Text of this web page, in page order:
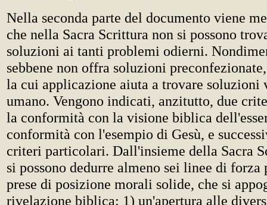
Nella seconda parte del documento viene
che nella Sacra Scrittura non si possono
soluzioni ai tanti problemi odierni.
sebbene non offra soluzioni
la cui applicazione aiuta a trovare soluzioni
umano. Vengono indicati, anzitutto, due
la conformità con la visione biblica
conformità con l'esempio di Gesù, e
criteri particolari. Dall'insieme della Sacra
si possono dedurre almeno sei linee di forza
prese di posizione morali solide, che si
rivelazione biblica: 1) un'apertura alle